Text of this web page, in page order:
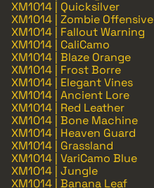
XM1014 | Quicksilver
XM1014 | Zombie Offensive
XM1014 | Fallout Warning
XM1014 | CaliCamo
XM1014 | Blaze Orange
XM1014 | Frost Borre
XM1014 | Elegant Vines
XM1014 | Ancient Lore
XM1014 | Red Leather
XM1014 | Bone Machine
XM1014 | Heaven Guard
XM1014 | Grassland
XM1014 | VariCamo Blue
XM1014 | Jungle
XM1014 | Banana Leaf